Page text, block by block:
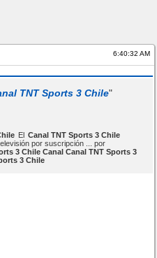
6:40:32 AM
TNT Sports 3 Chile"
El Canal TNT Sports 3 Chile
por suscripción ... por
3 Chile Canal Canal TNT Sports 3
3 Chile